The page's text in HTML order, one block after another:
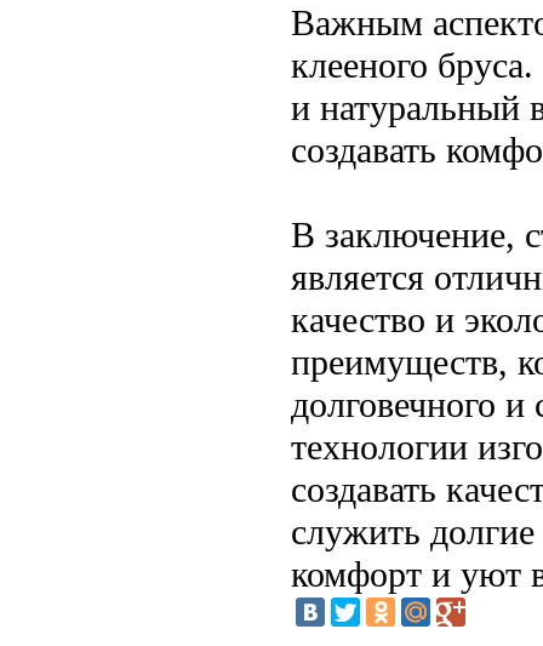
Важным
клееного
и натуральный
создавать
В заключение,
является
качество и
преимуществ,
долговечного
технологии
создавать
служить
комфорт и уют